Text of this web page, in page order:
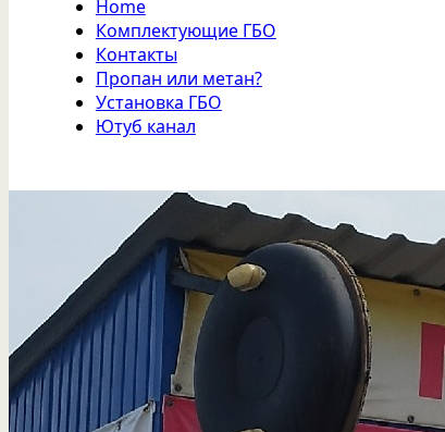
Home
Комплектующие ГБО
Контакты
Пропан или метан?
Установка ГБО
Ютуб канал